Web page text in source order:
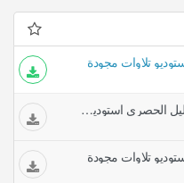
تلاوات مجودة
الحشر 11 الممتحنة 10 محمود خليل الحصري استوديو تلاوات مجودة
تلاوات مجودة